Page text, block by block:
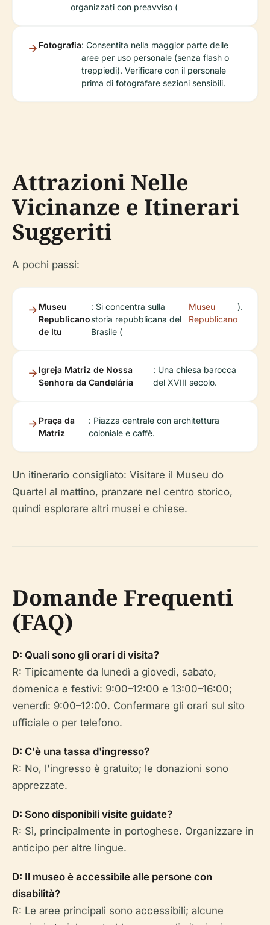
organizzati con preavviso (
Fotografia: Consentita nella maggior parte delle
aree per uso personale (senza flash o
treppiedi). Verificare con il personale
prima di fotografare sezioni sensibili.
Attrazioni Nelle
Vicinanze e Itinerari
Suggeriti
A pochi passi:
Museu
Republicano
de Itu
: Si concentra sulla
storia repubblicana del
Brasile (
Museu
Republicano
).
Igreja Matriz de Nossa
Senhora da Candelária
: Una chiesa barocca
del XVIII secolo.
Praça da
Matriz
: Piazza centrale con architettura
coloniale e caffè.
Un itinerario consigliato: Visitare il Museu do
Quartel al mattino, pranzare nel centro storico,
quindi esplorare altri musei e chiese.
Domande Frequenti
(FAQ)
D: Quali sono gli orari di visita?
R: Tipicamente da lunedì a giovedì, sabato,
domenica e festivi: 9:00–12:00 e 13:00–16:00;
venerdì: 9:00–12:00. Confermare gli orari sul sito
ufficiale o per telefono.
D: C'è una tassa d'ingresso?
R: No, l'ingresso è gratuito; le donazioni sono
apprezzate.
D: Sono disponibili visite guidate?
R: Sì, principalmente in portoghese. Organizzare in
anticipo per altre lingue.
D: Il museo è accessibile alle persone con
disabilità?
R: Le aree principali sono accessibili; alcune